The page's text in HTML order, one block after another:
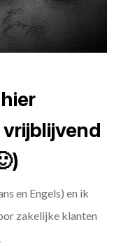
en Engels) en ik
zakelijke klanten
.